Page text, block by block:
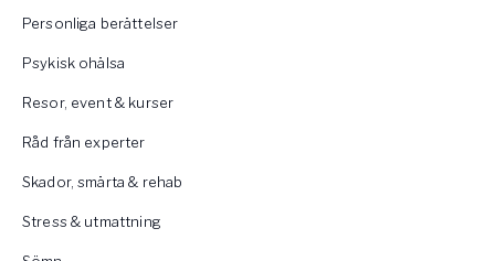
Personliga berättelser
Psykisk ohälsa
Resor, event & kurser
Råd från experter
Skador, smärta & rehab
Stress & utmattning